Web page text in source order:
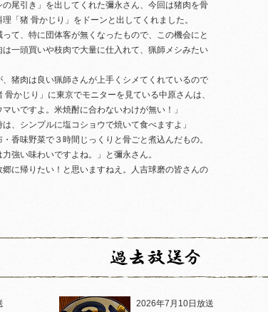
尾引き」を出してくれた彌永さん、今回は猪肉を骨
「猪 骨かじり」をドーンと出してくれました。
て、特に団体客が無くなったもので、この機会にと
一頭買いや枝肉で大量に仕入れて、猟師メシみたい
、猪肉は良い猟師さんが上手くシメてくれているので
かじり」に東京でモニターを見ている中原さんは、
いですよ。米焼酎に合わないわけが無い！」
、シンプルに塩コショウで焼いて食べますよ」
香味野菜で３時間じっくりと骨ごと煮込んだもの。
強い味わいですよね。」と彌永さん。
郷に帰りたい！と思いますねえ。人吉球磨の皆さんの
2026年7月10日放送